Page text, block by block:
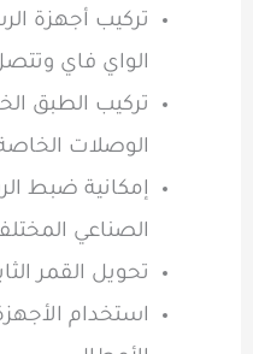
تركيب أجهزة
الواي فاي
تركيب الطبق
الوصلات
إمكانية ضبط
الصناعي
تحويل القمر
استخدام